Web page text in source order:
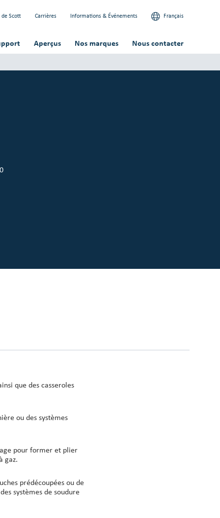
de Scott Carrières Informations & Événements Français
Aperçus Nos marques Nous contacter
que des casseroles
ou des systèmes
pour former et plier
gaz.
prédécoupées ou de
systèmes de soudure